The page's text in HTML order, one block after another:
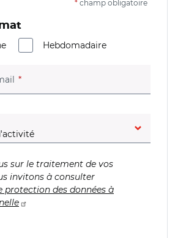
* champ obligatoire
Hebdomadaire
(champ obligatoire)
sur le traitement de vos
invitons à consulter
protection des données à